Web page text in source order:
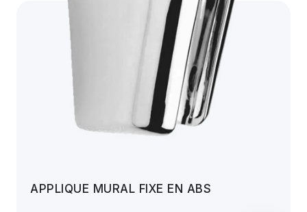
APPLIQUE MURAL FIXE EN ABS